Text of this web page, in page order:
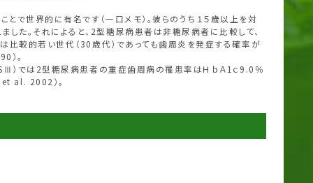
で世界的に有名です（一口メモ）。彼らのうち１５歳以上を対
た。それによると、2型糖尿病患者は非糖尿病者に比較して、
比較的若い世代（30歳代）であっても歯周炎を発症する確率が
。
）では2型糖尿病患者の重症歯周病の罹患率はＨｂＡ1ｃ9.0％
al. 2002）。